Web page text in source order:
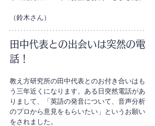
（鈴木さん）
田中代表との出会いは突然の電
話！
教え方研究所の田中代表とのお付き合いはも
う三年近くになります。ある日突然電話があ
りまして、「英語の発音について、音声分析
のプロから意見をもらいたい」というお願い
をされました。